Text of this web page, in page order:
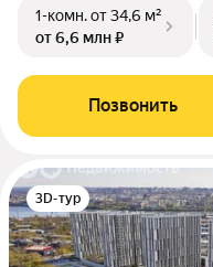
1-комн.от 34,6 м²
от 6,6 млн ₽
Позвонить
3D-тур